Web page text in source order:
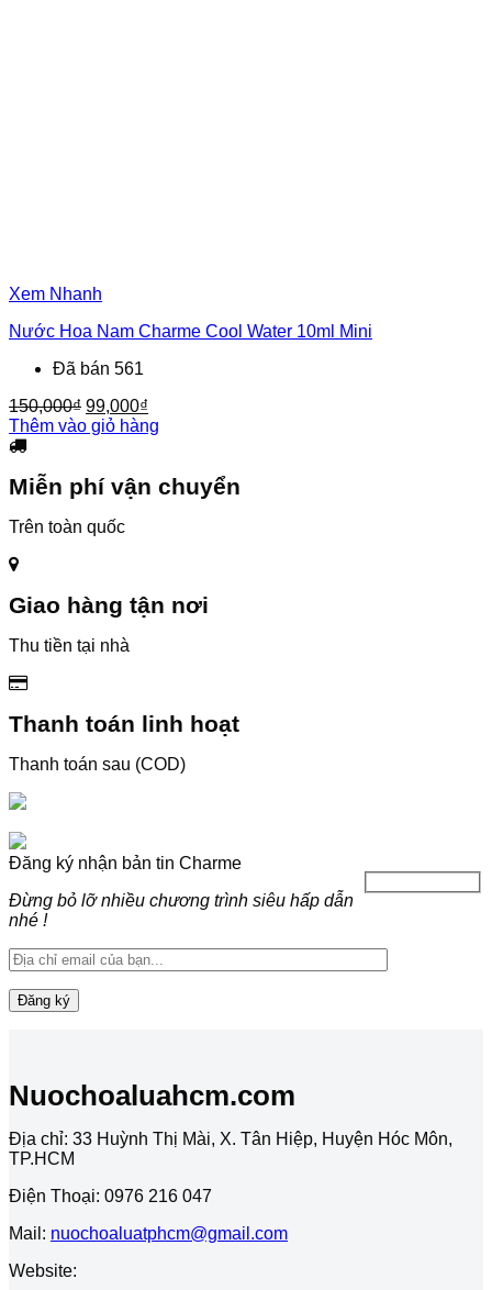
Xem Nhanh
Nước Hoa Nam Charme Cool Water 10ml Mini
Đã bán 561
150,000₫ Giá
gốc
99,000₫
hiện
99,000₫.
Thêm vào giỏ hàng
Miễn phí vận chuyển
Trên toàn quốc
Giao hàng tận nơi
Thu tiền tại nhà
Thanh toán linh hoạt
Thanh toán sau (COD)
Đăng ký nhận bản tin Charme
Đừng bỏ lỡ nhiều chương trình siêu hấp dẫn
nhé !
Nuochoaluahcm.com
Địa chỉ: 33 Huỳnh Thị Mài, X. Tân Hiệp, Huyện Hóc Môn,
TP.HCM
Điện Thoại: 0976 216 047
Mail: nuochoaluatphcm@gmail.com
Website: